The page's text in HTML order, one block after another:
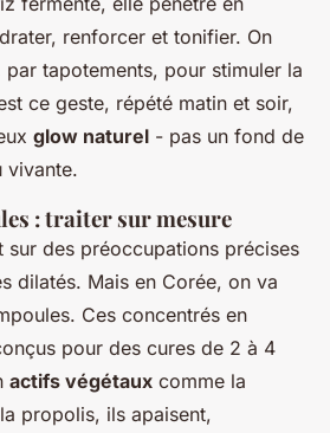
renforcer et tonifier. On
par tapotements, pour stimuler la
ce geste, répété matin et soir,
glow naturel - pas un fond de
vivante.
: traiter sur mesure
sur des préoccupations précises
dilatés. Mais en Corée, on va
Ces concentrés en
pour des cures de 2 à 4
actifs végétaux comme la
propolis, ils apaisent,